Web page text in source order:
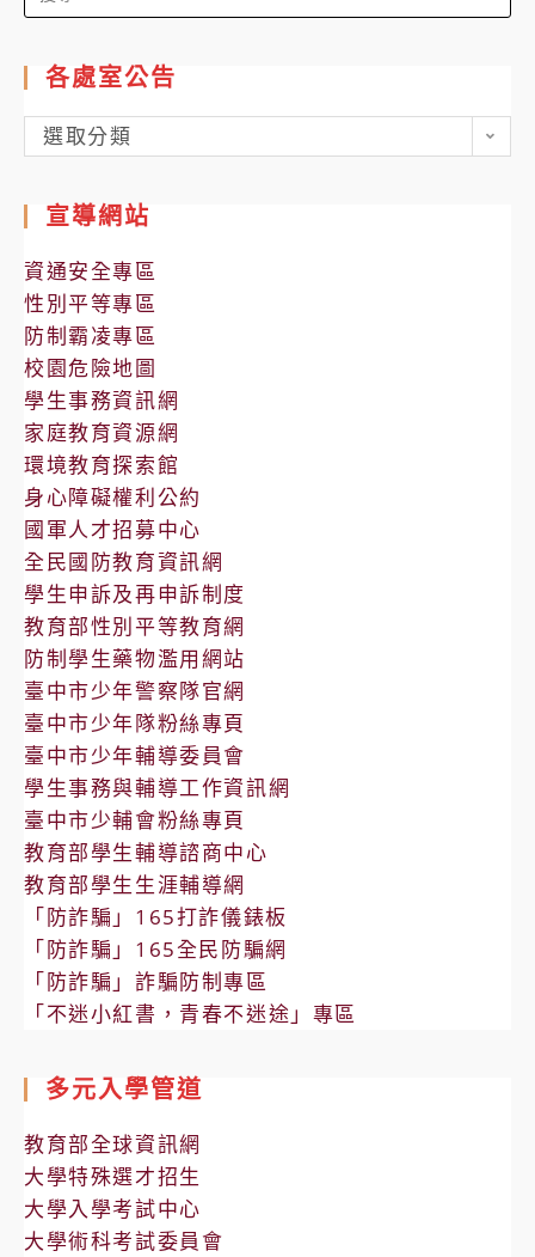
for:
各處室公告
各
處
公
告
選取分類
宣導網站
資通安全專區
性別平等專區
防制霸凌專區
校園危險地圖
學生事務資訊網
家庭教育資源網
環境教育探索館
身心障礙權利公約
國軍人才招募中心
全民國防教育資訊網
學生申訴及再申訴制度
教育部性別平等教育網
防制學生藥物濫用網站
臺中市少年警察隊官網
臺中市少年隊粉絲專頁
臺中市少年輔導委員會
學生事務與輔導工作資訊網
臺中市少輔會粉絲專頁
教育部學生輔導諮商中心
教育部學生生涯輔導網
「防詐騙」165打詐儀錶板
「防詐騙」165全民防騙網
「防詐騙」詐騙防制專區
「不迷小紅書，青春不迷途」專區
多元入學管道
教育部全球資訊網
大學特殊選才招生
大學入學考試中心
大學術科考試委員會